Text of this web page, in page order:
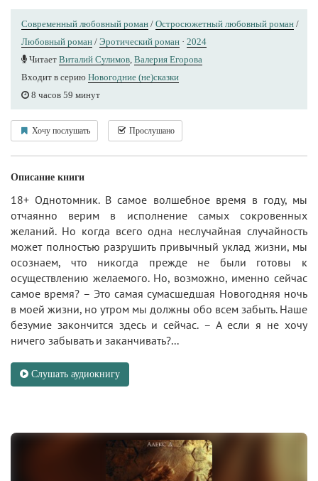
Современный любовный роман / Остросюжетный любовный роман /
Любовный роман / Эротический роман · 2024
Читает Виталий Сулимов, Валерия Егорова
Входит в серию Новогодние (не)сказки
8 часов 59 минут
Хочу послушать Прослушано
Описание книги
18+ Однотомник. В самое волшебное время в году, мы
отчаянно верим в исполнение самых сокровенных
желаний. Но когда всего одна неслучайная случайность
может полностью разрушить привычный уклад жизни, мы
осознаем, что никогда прежде не были готовы к
осуществлению желаемого. Но, возможно, именно сейчас
самое время? – Это самая сумасшедшая Новогодняя ночь
в моей жизни, но утром мы должны обо всем забыть. Наше
безумие закончится здесь и сейчас. – А если я не хочу
ничего забывать и заканчивать?...
Слушать аудиокнигу